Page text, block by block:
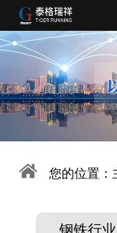
关于我们
公司简介
总裁致辞
企业文化
企业荣誉
专利证书
新闻中心
公司新闻
行业资讯
媒体报道
公司公告
产品中心
单体设备
实验室总承包
智慧制造系统
在线智能系统
软件系统
解决方案
钢铁行业
有色行业
军工行业
煤焦行业
汽车行业
业绩展示
有色
合金
煤焦
合作客户
人才招聘
招聘理念
招聘职位
您的位置：
钢铁行业